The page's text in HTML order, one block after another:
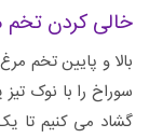
خالی کردن تخم
بالا و پایین تخم
سوراخ را با نوک
گشاد می کنیم تا